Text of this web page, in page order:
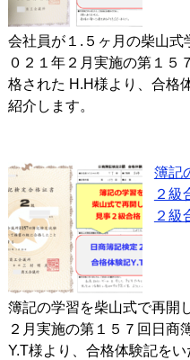
会社員が１.５ヶ月の柴山式
０２１年２月実施の第１５
格された H.H様より、合格
紹介します。
簿記
２級
２級
簿記の学習を柴山式で再開
２月実施の第１５７回日商
Y.T様より、合格体験記を